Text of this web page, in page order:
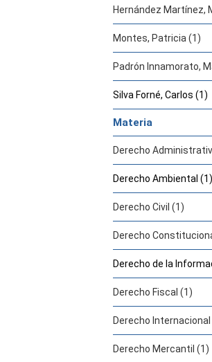
Hernández Martínez,
Montes, Patricia (1)
Padrón Innamorato,
Silva Forné, Carlos (1)
Materia
Derecho
Derecho Ambiental (1)
Derecho Civil (1)
Derecho
Derecho de la
Derecho Fiscal (1)
Derecho Internacional
Derecho Mercantil (1)